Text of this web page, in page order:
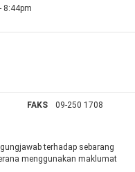
8:44pm
FAKS
09-250 1708
terhadap sebarang
menggunakan maklumat